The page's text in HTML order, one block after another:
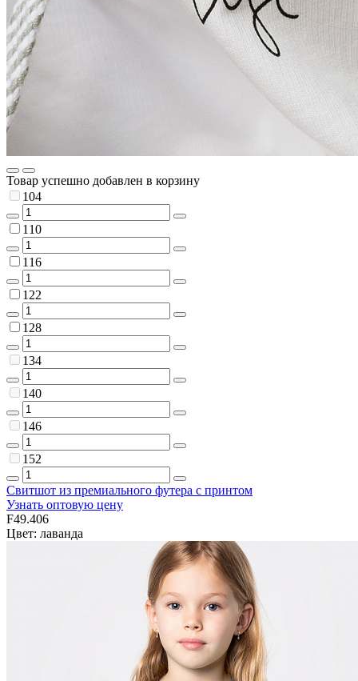
Товар успешно добавлен в корзину
104
110
116
122
128
134
140
146
152
Свитшот из премиального футера с принтом
Узнать оптовую цену
F49.406
Цвет: лаванда